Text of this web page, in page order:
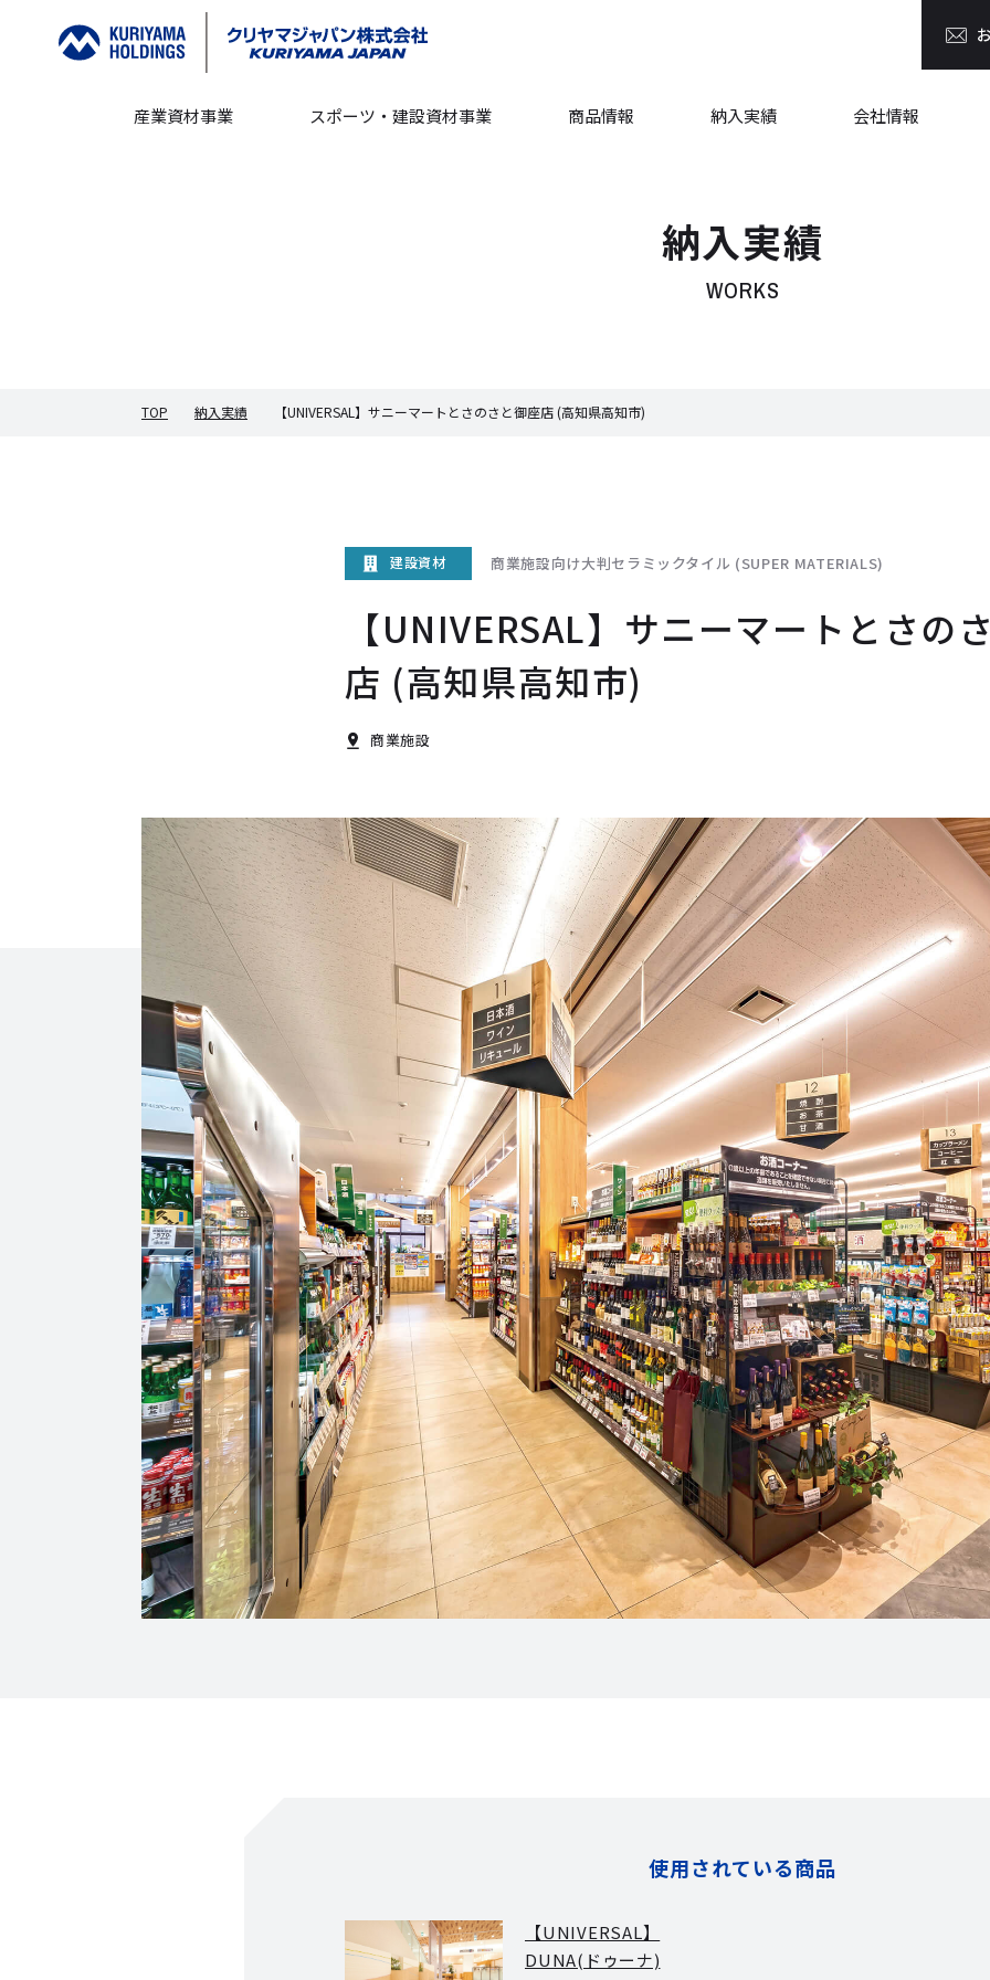
産業資材事業 スポーツ・建設資材事業 商品情報 納入実績 会社情報
納入実績
WORKS
TOP 納入実績 【UNIVERSAL】サニーマートとさのさと御座店 (高知県高知市)
建設資材 商業施設向け大判セラミックタイル (SUPER MATERIALS)
【UNIVERSAL】サニーマートとさの
店 (高知県高知市)
商業施設
使用されている商品
【UNIVERSAL】
DUNA(ドゥーナ)